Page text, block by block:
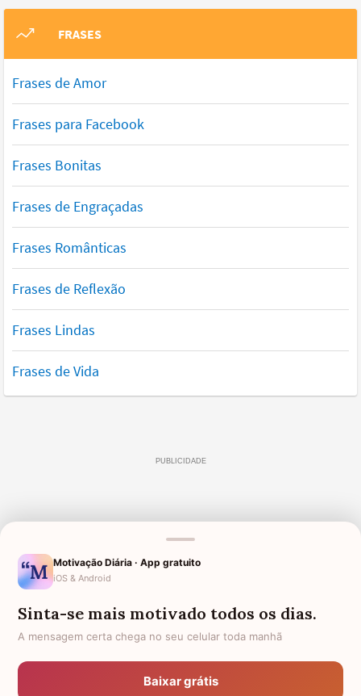
FRASES
Frases de Amor
Frases para Facebook
Frases Bonitas
Frases de Engraçadas
Frases Românticas
Frases de Reflexão
Frases Lindas
Frases de Vida
Motivação Diária · App gratuito
iOS & Android
Sinta-se mais motivado todos os dias.
A mensagem certa chega no seu celular toda manhã
Baixar grátis